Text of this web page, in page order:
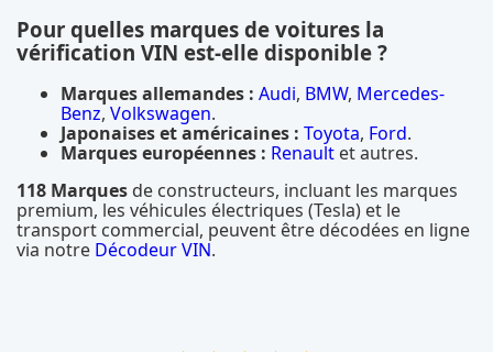
Pour quelles marques de voitures la
vérification VIN est-elle disponible ?
Marques allemandes : Audi, BMW, Mercedes-
Benz, Volkswagen.
Japonaises et américaines : Toyota, Ford.
Marques européennes : Renault et autres.
118 Marques de constructeurs, incluant les marques
premium, les véhicules électriques (Tesla) et le
transport commercial, peuvent être décodées en ligne
via notre Décodeur VIN.